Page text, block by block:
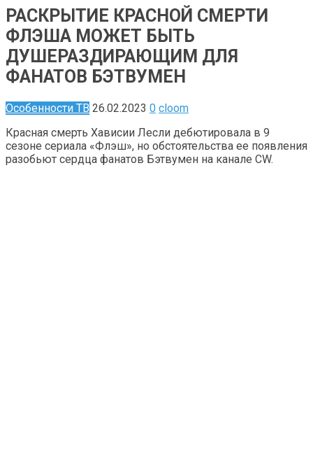
РАСКРЫТИЕ КРАСНОЙ СМЕРТИ
ФЛЭША МОЖЕТ БЫТЬ
ДУШЕРАЗДИРАЮЩИМ ДЛЯ
ФАНАТОВ БЭТВУМЕН
Особенности ТВ 26.02.2023 0 cloom
Красная смерть Хависии Лесли дебютировала в 9
сезоне сериала «Флэш», но обстоятельства ее появления
разобьют сердца фанатов Бэтвумен на канале CW.